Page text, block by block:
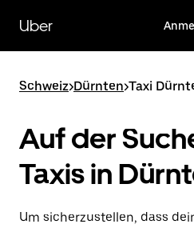
zum
Hauptinhalt
Uber
Schweiz>Dürnten>Taxi
Auf der
Taxis in
Um sicherzustellen, dass